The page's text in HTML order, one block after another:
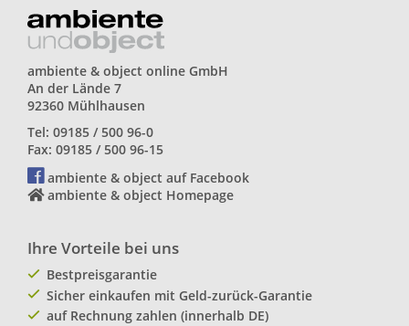
ambiente & object online GmbH
An der Lände 7
92360 Mühlhausen
Tel: 09185 / 500 96-0
Fax: 09185 / 500 96-15
ambiente & object auf Facebook
ambiente & object Homepage
Ihre Vorteile bei uns
Bestpreisgarantie
Sicher einkaufen mit Geld-zurück-Garantie
auf Rechnung zahlen (innerhalb DE)